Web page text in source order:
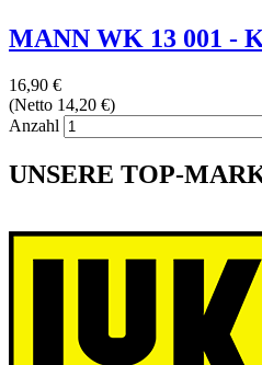
MANN WK 13 001 -
16,90 €
(Netto 14,20 €)
Anzahl
UNSERE TOP-